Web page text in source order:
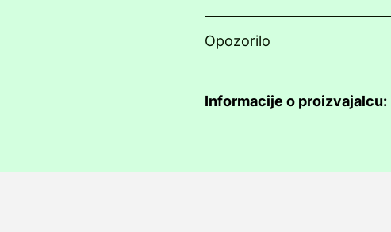
Opozorilo
Informacije o proizvajalcu: